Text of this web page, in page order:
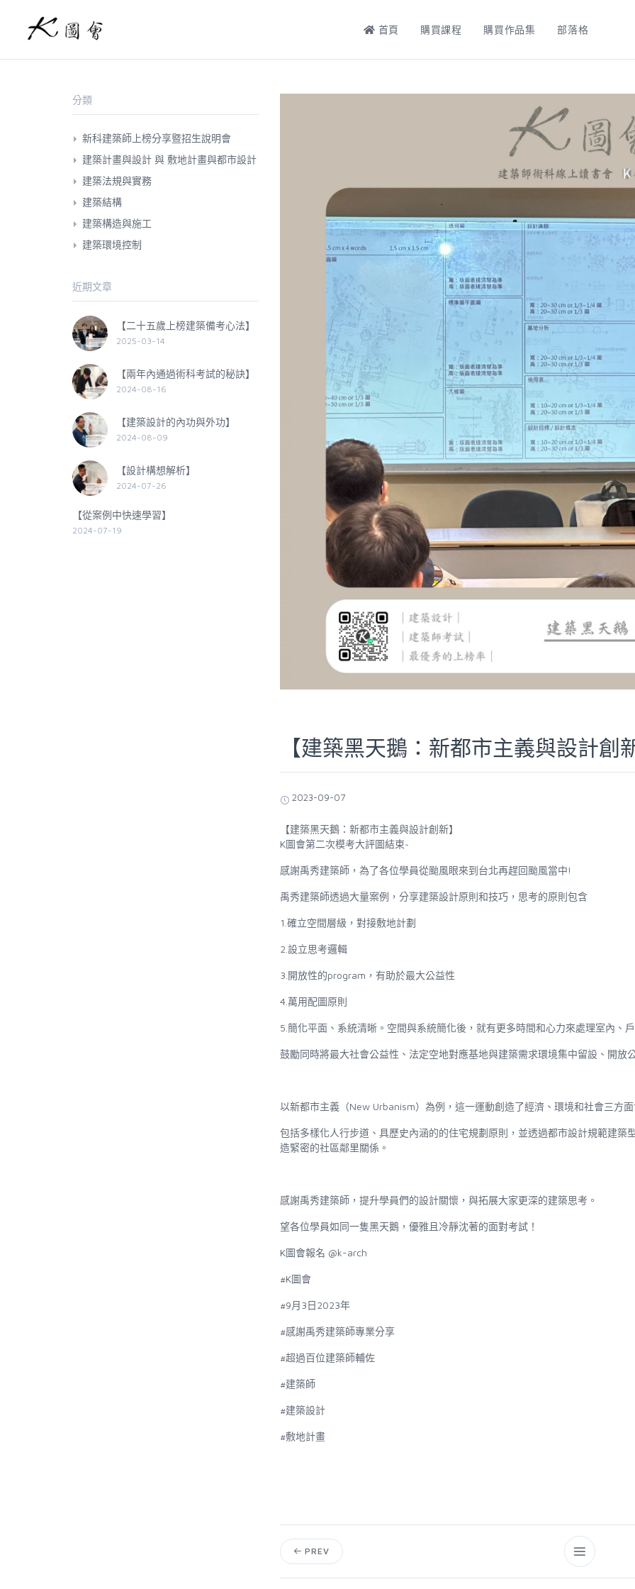
首頁 購買課程 購買作品集 部落格
【建築黑天鵝：新都市主義與設計創
2023-09-07
【建築黑天鵝：新都市主義與設計創新】
K圖會第二次模考大評圖結束~
感謝禹秀建築師，為了各位學員從颱風眼來到台北再趕回颱風當中!
禹秀建築師透過大量案例，分享建築設計原則和技巧，思考的原則包含
1.確立空間層級，對接敷地計劃
2.設立思考邏輯
3.開放性的program ，有助於最大公益性
4.萬用配圖原則
5.簡化平面、系統清晰。空間與系統簡化後，就有更多時間和心力來處理室內、
鼓勵同時將最大社會公益性、法定空地對應基地與建築需求環境集中留設、開放
以新都市主義（New Urbanism）為例，這一運動創造了經濟、環境和社會三方
包括多樣化人行步道、具歷史內涵的的住宅規劃原則，並透過都市設計規範建築
造緊密的社區鄰里關係。
感謝禹秀建築師，提升學員們的設計關懷，與拓展大家更深的建築思考。
望各位學員如同一隻黑天鵝，優雅且冷靜沈著的面對考試！
K圖會報名 @k-arch
#K圖會
#9月3日2023年
#感謝禹秀建築師專業分享
#超過百位建築師輔佐
#建築師
#建築設計
#敷地計畫
PREV
分類
新科建築師上榜分享暨招生說明會
建築計畫與設計 與 敷地計畫與都市設計
建築法規與實務
建築結構
建築構造與施工
建築環境控制
近期文章
【二十五歲上榜建築備考心法】
2025-03-14
【兩年內通過術科考試的秘訣】
2024-08-16
【建築設計的內功與外功】
2024-08-09
【設計構想解析】
2024-07-26
【從案例中快速學習】
2024-07-19